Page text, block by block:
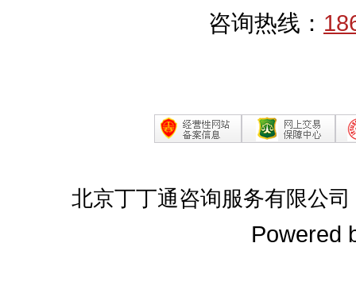
咨询热线：
北京丁丁通咨询服务有限公
Powered